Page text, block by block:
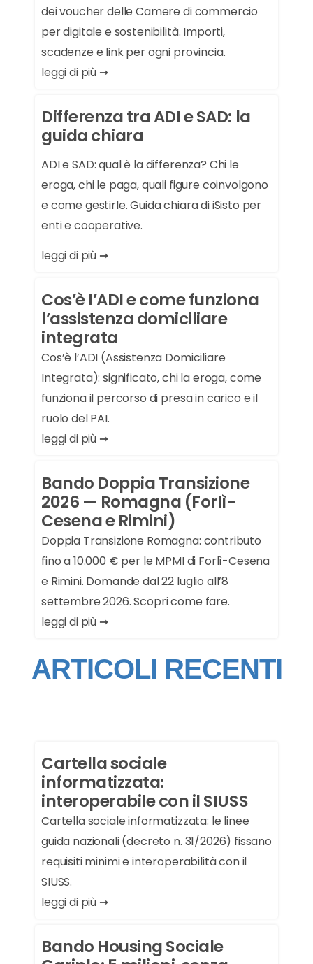
dei voucher delle Camere di commercio
per digitale e sostenibilità. Importi,
scadenze e link per ogni provincia.
leggi di più ➞
Differenza tra ADI e SAD: la
guida chiara
ADI e SAD: qual è la differenza? Chi le
eroga, chi le paga, quali figure coinvolgono
e come gestirle. Guida chiara di iSisto per
enti e cooperative.
leggi di più ➞
Cos’è l’ADI e come funziona
l’assistenza domiciliare
integrata
Cos’è l’ADI (Assistenza Domiciliare
Integrata): significato, chi la eroga, come
funziona il percorso di presa in carico e il
ruolo del PAI.
leggi di più ➞
Bando Doppia Transizione
2026 — Romagna (Forlì-
Cesena e Rimini)
Doppia Transizione Romagna: contributo
fino a 10.000 € per le MPMI di Forlì-Cesena
e Rimini. Domande dal 22 luglio all’8
settembre 2026. Scopri come fare.
leggi di più ➞
ARTICOLI RECENTI
Cartella sociale
informatizzata:
interoperabile con il SIUSS
Cartella sociale informatizzata: le linee
guida nazionali (decreto n. 31/2026) fissano
requisiti minimi e interoperabilità con il
SIUSS.
leggi di più ➞
Bando Housing Sociale